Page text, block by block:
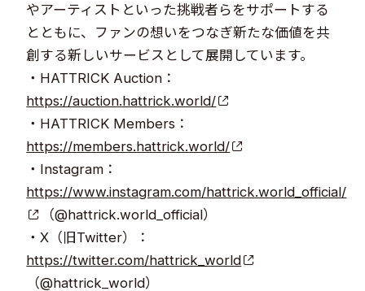
やアーティストといった挑戦者らをサポートする
とともに、ファンの想いをつなぎ新たな価値を共
創する新しいサービスとして展開しています。
・HATTRICK Auction：
https://auction.hattrick.world/
・HATTRICK Members：
https://members.hattrick.world/
・Instagram：
https://www.instagram.com/hattrick.world_official/
（@hattrick.world_official）
・X（旧Twitter）：
https://twitter.com/hattrick_world
（@hattrick_world）